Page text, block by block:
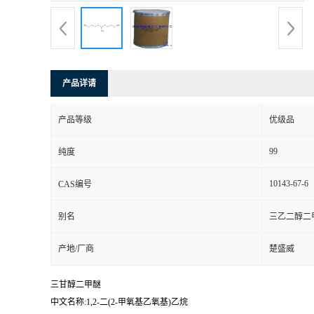
产品详请
产品等级 优级品
纯度 99
CAS编号 10143-67-6
别名 三乙二醇二
产地/厂商 楚盛威
三甘醇二甲醚
中文名称:1,2-二(2-甲氧基乙氧基)乙烷